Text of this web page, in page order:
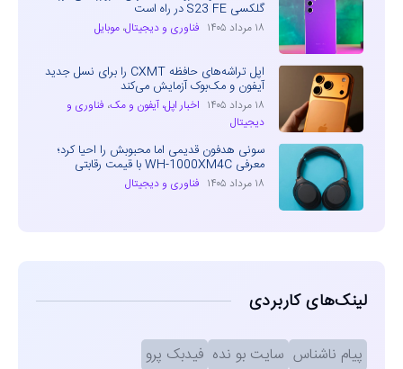
گلکسی S23 FE در راه است
۱۸ مرداد ۱۴۰۵ فناوری و دیجیتال، موبایل
اپل تراشه‌های حافظه CXMT را برای نسل جدید
آیفون و مک‌بوک آزمایش می‌کند
۱۸ مرداد ۱۴۰۵ اخبار اپل، آیفون و مک، فناوری و
دیجیتال
سونی هدفون قدیمی اما محبوبش را احیا کرد؛
معرفی WH-1000XM4C با قیمت رقابتی
۱۸ مرداد ۱۴۰۵ فناوری و دیجیتال
لینک‌های کاربردی
پیام ناشناس سایت بو نده فیدبک پرو